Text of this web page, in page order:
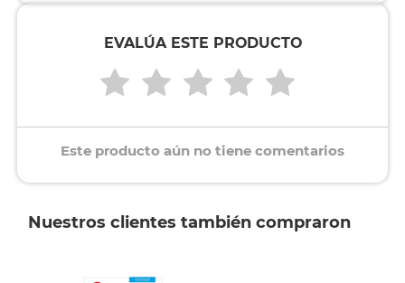
EVALÚA ESTE PRODUCTO
Este producto aún no tiene comentarios
Nuestros clientes también compraron